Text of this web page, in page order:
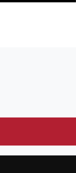
VAN